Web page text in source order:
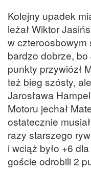
Kolejny upadek
leżał Wiktor
w czteroosbowym
bardzo dobrze, bo
punkty przywiózł
też bieg szósty,
Jarosława
Motoru jechał
ostatecznie
razy starszego
i wciąż było +6
goście odrobili 2